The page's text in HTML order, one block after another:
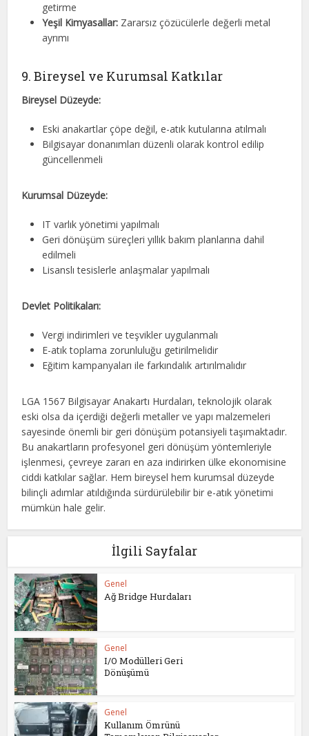
getirme
Yeşil Kimyasallar: Zararsız çözücülerle değerli metal
ayrımı
9. Bireysel ve Kurumsal Katkılar
Bireysel Düzeyde:
Eski anakartlar çöpe değil, e-atık kutularına atılmalı
Bilgisayar donanımları düzenli olarak kontrol edilip
güncellenmeli
Kurumsal Düzeyde:
IT varlık yönetimi yapılmalı
Geri dönüşüm süreçleri yıllık bakım planlarına dahil
edilmeli
Lisanslı tesislerle anlaşmalar yapılmalı
Devlet Politikaları:
Vergi indirimleri ve teşvikler uygulanmalı
E-atık toplama zorunluluğu getirilmelidir
Eğitim kampanyaları ile farkındalık artırılmalıdır
LGA 1567 Bilgisayar Anakartı Hurdaları, teknolojik olarak
eski olsa da içerdiği değerli metaller ve yapı malzemeleri
sayesinde önemli bir geri dönüşüm potansiyeli taşımaktadır.
Bu anakartların profesyonel geri dönüşüm yöntemleriyle
işlenmesi, çevreye zararı en aza indirirken ülke ekonomisine
ciddi katkılar sağlar. Hem bireysel hem kurumsal düzeyde
bilinçli adımlar atıldığında sürdürülebilir bir e-atık yönetimi
mümkün hale gelir.
İlgili Sayfalar
Genel
Ağ Bridge Hurdaları
Genel
I/O Modülleri Geri
Dönüşümü
Genel
Kullanım Ömrünü